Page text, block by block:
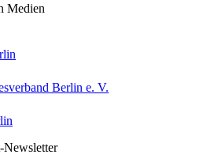
Medien
Berlin e. V.
Newsletter